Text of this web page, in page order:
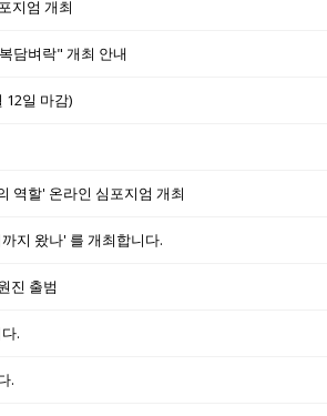
지엄 개최
담벼락" 개최 안내
12일 마감)
역할' 온라인 심포지엄 개최
지 왔나' 를 개최합니다.
진 출범
.
.